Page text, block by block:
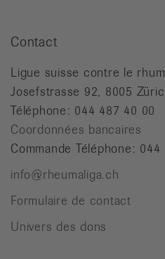
Contact
Ligue suisse contre le
Josefstrasse 92, 8005
Téléphone: 044 487 40 00
Coordonnées bancaires
Commande Téléphone:
info@rheumaliga.ch
Formulaire de contact
Univers des dons